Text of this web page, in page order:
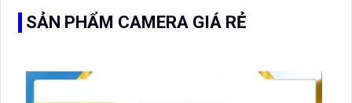
SẢN PHẨM CAMERA GIÁ RẺ